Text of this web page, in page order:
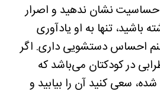
نشان ندهید و اصرار
باشید، تنها به او یادآوری
احساس دستشویی داری. اگر
در کودکتان می‌باشد که
سعی کنید آن را بیابید و